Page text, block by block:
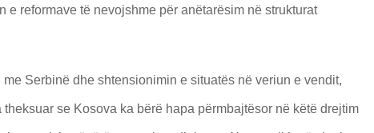
e reformave të nevojshme për anëtarësim në strukturat
Serbinë dhe shtensionimin e situatës në veriun e vendit,
se Kosova ka bërë hapa përmbajtësor në këtë drejtim